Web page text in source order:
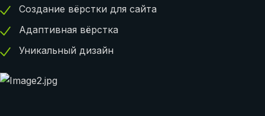
Создание вёрстки для сайта
Адаптивная вёрстка
Уникальный дизайн